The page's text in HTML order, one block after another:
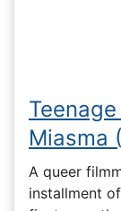
Miasma
A queer
installment